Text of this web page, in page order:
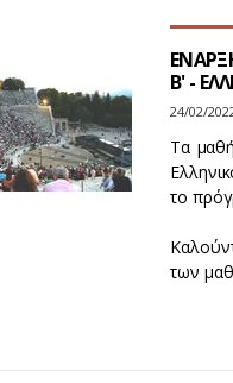
Β' -
24/02/
Τα
το
των